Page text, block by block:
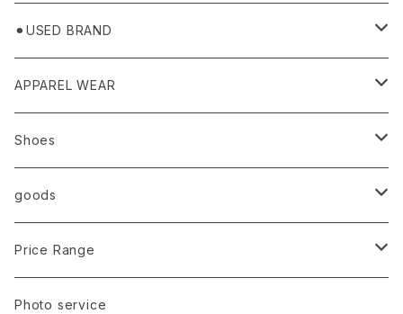
BASICKS
HUMMEL 00
⚫︎USED BRAND
Domestic
Ancellm
AURALEE
Import
ANN DEMEULEMEESTER
ARMANI / EXCHANGE / JEANS
APPAREL WEAR
TOPS
T-SHIRTS (Tシャツ）
LSV (長袖Tシャツ）
OUTER
BLOUSON (ブルゾン）
JACKET (ジャケット)
BOTTOMS
DENIM (デニム)
Shoes
Sneaker
Leather shoes
Sandals
goods
Eye wear
Cap/Hat
Price Range
¥1,000〜¥5,000
Photo service